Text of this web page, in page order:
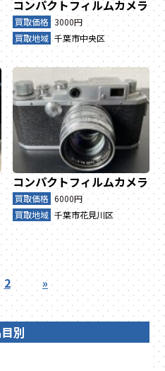
コンパクトフィルムカメラ
買取価格 3000円
買取地域 千葉市中央区
コンパクトフィルムカメラ
買取価格 6000円
買取地域 千葉市花見川区
2 »
別